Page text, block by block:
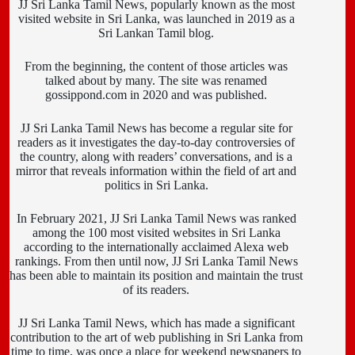
JJ Sri Lanka Tamil News, popularly known as the most
visited website in Sri Lanka, was launched in 2019 as a
Sri Lankan Tamil blog.
From the beginning, the content of those articles was
talked about by many. The site was renamed
gossippond.com in 2020 and was published.
JJ Sri Lanka Tamil News has become a regular site for
readers as it investigates the day-to-day controversies of
the country, along with readers’ conversations, and is a
mirror that reveals information within the field of art and
politics in Sri Lanka.
In February 2021, JJ Sri Lanka Tamil News was ranked
among the 100 most visited websites in Sri Lanka
according to the internationally acclaimed Alexa web
rankings. From then until now, JJ Sri Lanka Tamil News
has been able to maintain its position and maintain the trust
of its readers.
JJ Sri Lanka Tamil News, which has made a significant
contribution to the art of web publishing in Sri Lanka from
time to time, was once a place for weekend newspapers to